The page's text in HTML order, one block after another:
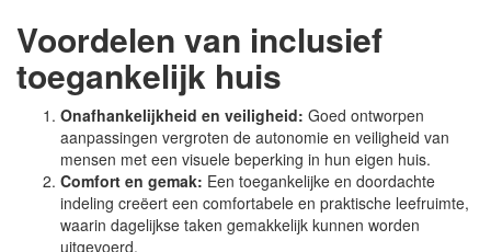
Voordelen van inclusief
toegankelijk huis
Onafhankelijkheid en veiligheid: Goed ontworpen
aanpassingen vergroten de autonomie en veiligheid van
mensen met een visuele beperking in hun eigen huis.
Comfort en gemak: Een toegankelijke en doordachte
indeling creëert een comfortabele en praktische leefruimte,
waarin dagelijkse taken gemakkelijk kunnen worden
uitgevoerd.